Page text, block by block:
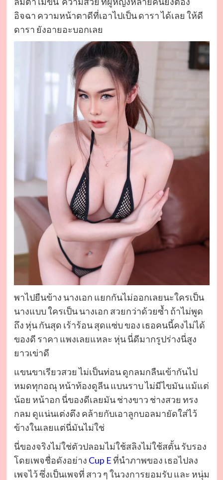
อิจฉา ความหน้าตาดีที่เอาไปเป็น ดารา ได้เลย ให้ดี
ดารา ยังอายอะบอกเลย
พาไปยืนข้าง นางเอก แยกกันไม่ออกเลยนะใครเป็น
นางแบบ ใครเป็น นางเอก สวยกว่าด้วยซ้ำ ถ้าไม่พูด
ถึง หุ่น กันสุด เร้าร้อน สุดแซ่บ ของ เธอคนนี้คงไม่ได้
ของดี ราคา แพงเลยแหละ หุ่น นี่ดีมากรูปร่างนี่สูง
ยาวเข่าดี
แขนขาเรียวสวย ไม่เป็นท่อน ดูกลมกลืนเข้ากันไป
หมดทุกอณุ หน้าท้องดูลีน แบนราบ ไม่มีไขมัน แม้แต่
น้อย หน้าอก นี่ของดีเลยมัน ช่างขาว ช่างสวย ทรง
กลม ดูแน่นเต่งตึง คล้ายกับเอาลูกบอลมายัดใส่ไว้
ข้างในเลยแต่นี่มันไม่ใช่
นี่ของจริงไม่ใช่ตัวปลอมไม่ใช้สลิงไม่ใช้สตั้น รับรอง
โดยเพจชื่อดังอย่าง Cup Eที่นำภาพของ เธอไปลง
เพจไว้ ซึ่งเป็นเพจที่ สาว ๆ ในวงการยอมรับ และ หนุ่ม